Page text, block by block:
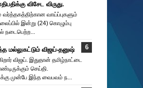
விசேட விருது.
வர்த்தகத்திற்கான வாய்ப்புகளும்
இன்று (24) கொழும்பு
மல்லுகட்டும் விஜய்-தனுஷ்
விஜய். இதுதான் தமிழ்நாட்டை
செய்தி.
முன்பே இந்த வைபவம் ந...